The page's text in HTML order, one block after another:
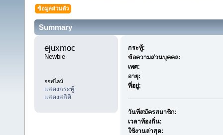
ข้อมูลส่วนตัว
Summary
ejuxmoc
Newbie
ออฟไลน์
แสดงกระทู้
แสดงสถิติ
กระทู้:
ข้อความส่วนบุคคล:
เพศ:
อายุ:
ที่อยู่:
วันที่สมัครสมาชิก:
เวลาท้องถิ่น:
ใช้งานล่าสุด: